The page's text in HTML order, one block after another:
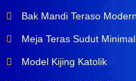
Bak Mandi Teraso Modern
Meja Teras Sudut
Model Kijing Katolik